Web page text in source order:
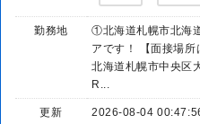
勤務地
①北海道札幌市北海
アです！ 【面接場
北海道札幌市中央
R...
更新 2026-08-04